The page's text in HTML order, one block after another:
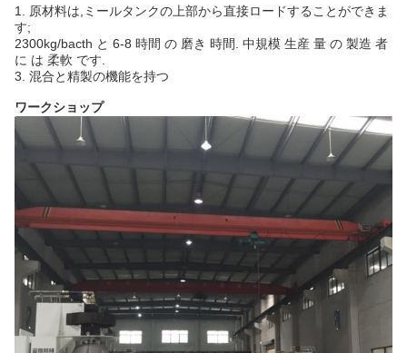
1. 原材料は,ミールタンクの上部から直接ロードすることができま
す;
2300kg/bacth と 6-8 時間 の 磨き 時間. 中規模 生産 量 の 製造 者
に は 柔軟 です.
3. 混合と精製の機能を持つ
ワークショップ